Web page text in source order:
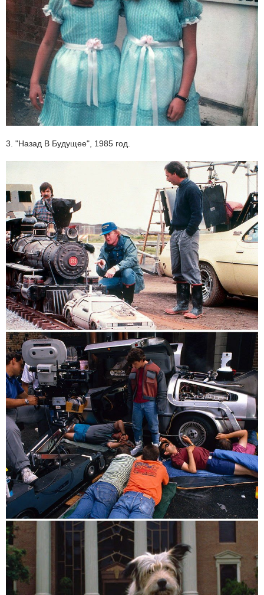
3. "Назад В Будущее", 1985 год.